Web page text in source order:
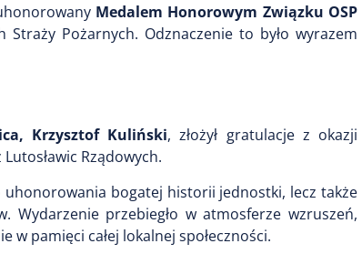
Medalem Honorowym Związku OSP
Pożarnych. Odznaczenie to było wyrazem
Krzysztof Kuliński, złożył gratulacje z okazji
Rządowych.
uhonorowania bogatej historii jednostki, lecz także
Wydarzenie przebiegło w atmosferze wzruszeń,
w pamięci całej lokalnej społeczności.